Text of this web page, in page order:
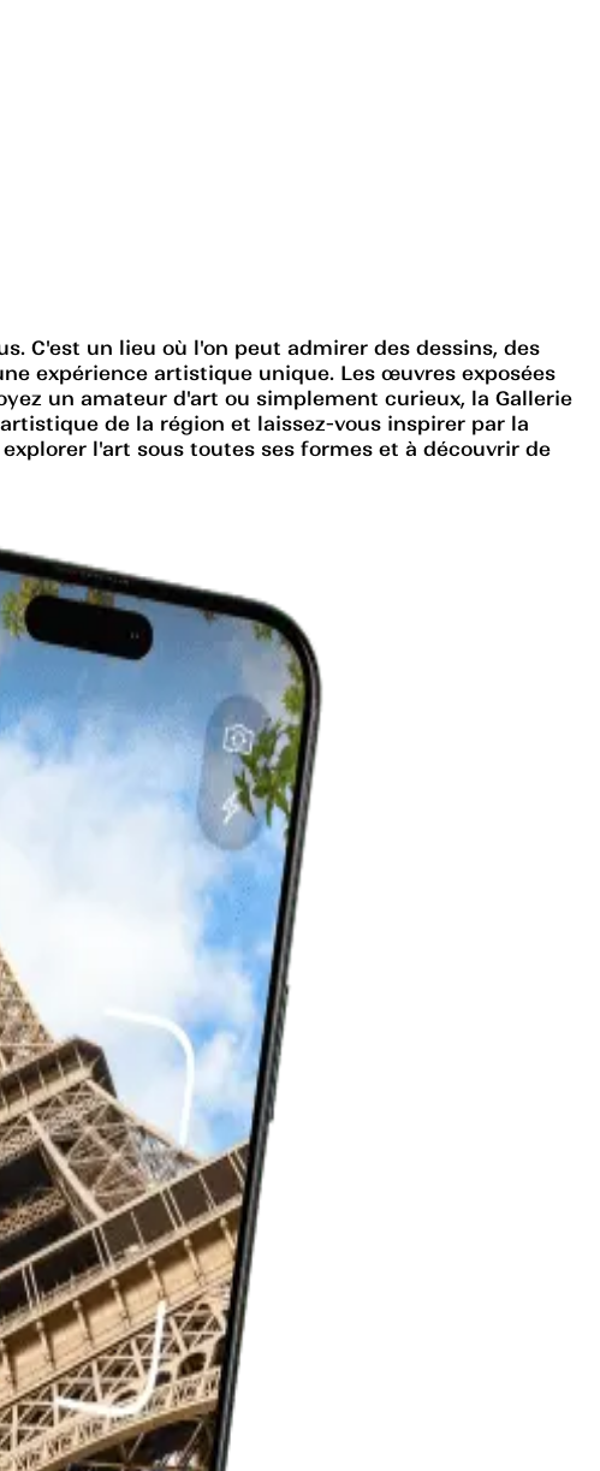
C'est un lieu où l'on peut admirer des dessins, des
expérience artistique unique. Les œuvres exposées
un amateur d'art ou simplement curieux, la Gallerie
de la région et laissez-vous inspirer par la
l'art sous toutes ses formes et à découvrir de